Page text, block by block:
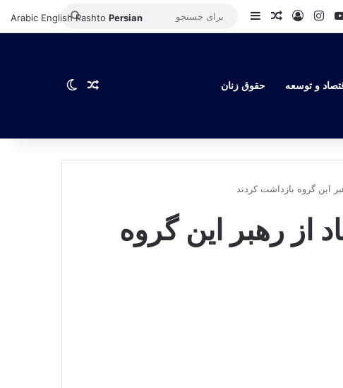
YouTube
Instagram
Log Inمقاله تصادفی
Sidebar
برای
و توسعه حقوق زنان مقاله تصادفی
Switch skin
این گروه بازداشت کردند
از رهبر این گروه
Arabic English Pashto Persian